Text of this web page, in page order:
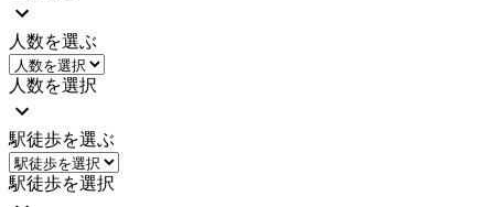
人数を選ぶ
人数を選択
駅徒歩を選ぶ
駅徒歩を選択